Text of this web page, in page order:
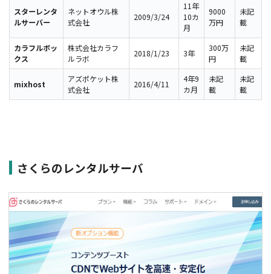
スターレンタ
ルサーバー
ネットオウル株
式会社
2009/3/24
11年
10カ
月
9000
万円
未記
載
カラフルボッ
クス
株式会社カラフ
ルラボ
2018/1/23 3年
300万
円
未記
載
mixhost
アズポケット株
式会社
2016/4/11
4年9
カ月
未記
載
未記
載
さくらのレンタルサーバ